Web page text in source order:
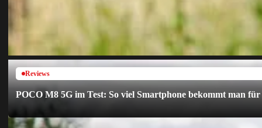
Reviews
POCO M8 5G im Test: So viel Smartphone bekommt man